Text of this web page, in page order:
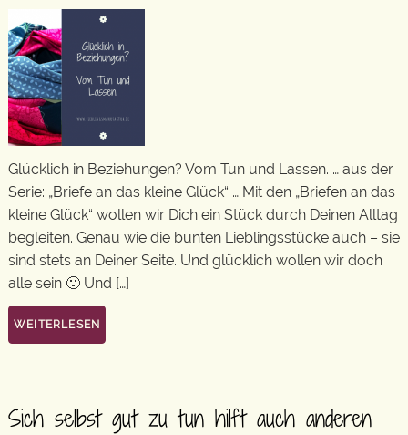
Glücklich in Beziehungen? Vom Tun und Lassen. … aus der
Serie: „Briefe an das kleine Glück“ … Mit den „Briefen an das
kleine Glück“ wollen wir Dich ein Stück durch Deinen Alltag
begleiten. Genau wie die bunten Lieblingsstücke auch – sie
sind stets an Deiner Seite. Und glücklich wollen wir doch
alle sein 🙂 Und […]
WEITERLESEN
Sich selbst gut zu tun hilft auch anderen